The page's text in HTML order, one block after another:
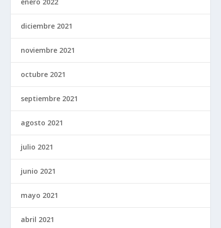
enero 2022
diciembre 2021
noviembre 2021
octubre 2021
septiembre 2021
agosto 2021
julio 2021
junio 2021
mayo 2021
abril 2021